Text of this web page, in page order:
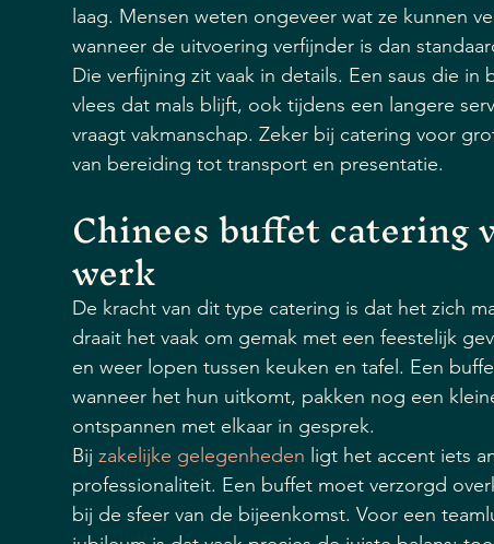
laag. Mensen weten ongeveer wat ze kunnen
wanneer de uitvoering verfijnder is dan
Die verfijning zit vaak in details. Een saus die
vlees dat mals blijft, ook tijdens een langere
vraagt vakmanschap. Zeker bij catering voor
van bereiding tot transport en presentatie.
Chinees buffet catering
werk
De kracht van dit type catering is dat het zich
draait het vaak om gemak met een feestelijk
en weer lopen tussen keuken en tafel. Een
wanneer het hun uitkomt, pakken nog een
ontspannen met elkaar in gesprek.
Bij zakelijke gelegenheden ligt het accent iets
professionaliteit. Een buffet moet verzorgd
bij de sfeer van de bijeenkomst. Voor een